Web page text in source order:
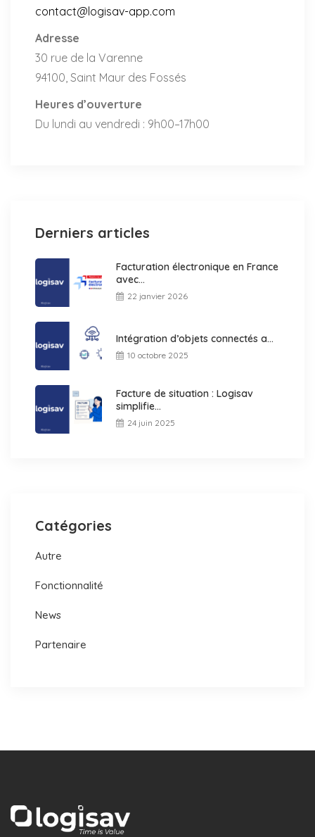
contact@logisav-app.com
Adresse
30 rue de la Varenne
94100, Saint Maur des Fossés
Heures d’ouverture
Du lundi au vendredi : 9h00–17h00
Derniers articles
Facturation électronique en France
avec...
22 janvier 2026
Intégration d’objets connectés a...
10 octobre 2025
Facture de situation : Logisav
simplifie...
24 juin 2025
Catégories
Autre
Fonctionnalité
News
Partenaire